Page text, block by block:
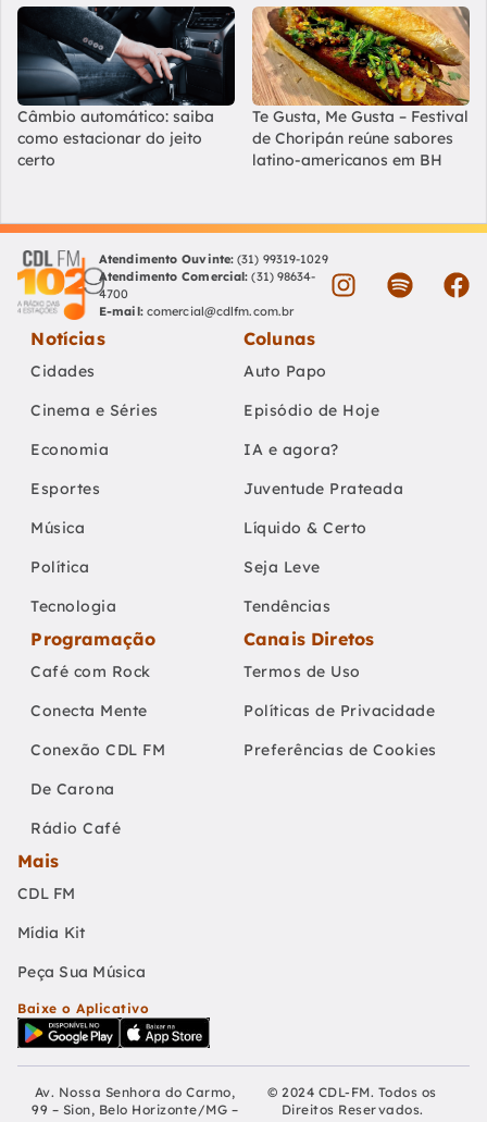
Câmbio automático: saiba
como estacionar do jeito
certo
Te Gusta, Me Gusta – Festival
de Choripán reúne sabores
latino-americanos em BH
Atendimento Ouvinte: (31) 99319-1029
Atendimento Comercial: (31) 98634-
4700
E-mail: comercial@cdlfm.com.br
Notícias
Cidades
Cinema e Séries
Economia
Esportes
Música
Política
Tecnologia
Colunas
Auto Papo
Episódio de Hoje
IA e agora?
Juventude Prateada
Líquido & Certo
Seja Leve
Tendências
Programação
Café com Rock
Conecta Mente
Conexão CDL FM
De Carona
Rádio Café
Canais Diretos
Termos de Uso
Políticas de Privacidade
Preferências de Cookies
Mais
CDL FM
Mídia Kit
Peça Sua Música
Baixe o Aplicativo
Av. Nossa Senhora do Carmo,
99 – Sion, Belo Horizonte/MG –
© 2024 CDL-FM. Todos os
Direitos Reservados.